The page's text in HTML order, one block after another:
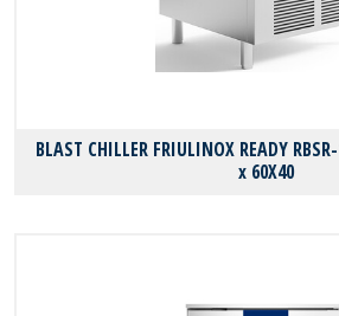
BLAST CHILLER FRIULINOX READY
x 60X40